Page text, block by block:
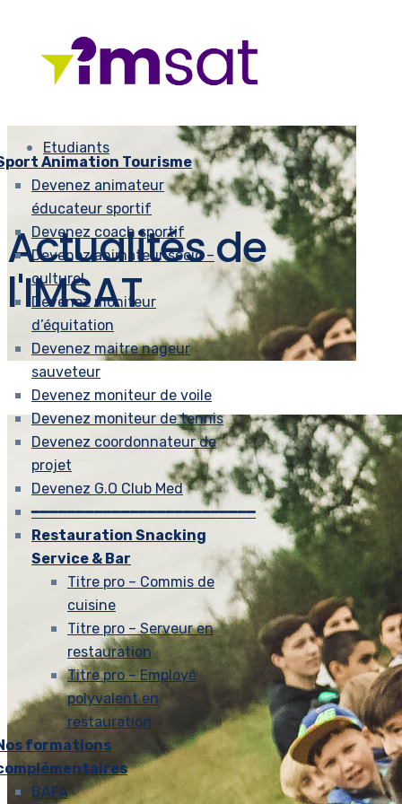
Etudiants
Animation Tourisme
Devenez animateur
éducateur sportif
Devenez coach sportif
Devenez animateur socio –
culturel
Devenez moniteur
d’équitation
Devenez maitre nageur
sauveteur
Devenez moniteur de voile
Devenez moniteur de tennis
Devenez coordonnateur de
projet
Devenez G.O Club Med
━━━━━━━━━━━━━━━━━━━━━━━━━
Restauration Snacking
Service & Bar
Titre pro – Commis de
cuisine
Titre pro – Serveur en
restauration
Titre pro – Employé
polyvalent en
restauration
formations
BAFA
Actualités de
l'IMSAT